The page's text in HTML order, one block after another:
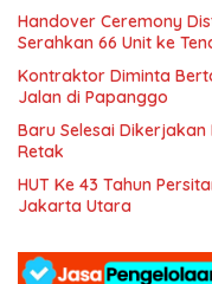
Handover Ceremony
Serahkan 66 Unit ke
Kontraktor Diminta
Jalan di Papanggo
Baru Selesai Dikerjakan Beton
Retak
HUT Ke 43 Tahun
Jakarta Utara